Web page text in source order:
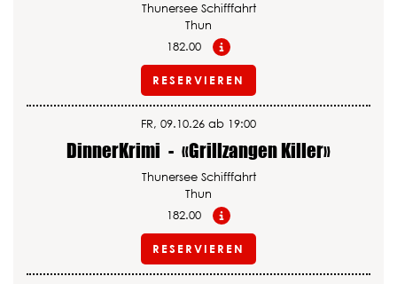
Thunersee Schifffahrt
Thun
182.00
RESERVIEREN
FR, 09.10.26 ab 19:00
DinnerKrimi - «Grillzangen Killer»
Thunersee Schifffahrt
Thun
182.00
RESERVIEREN